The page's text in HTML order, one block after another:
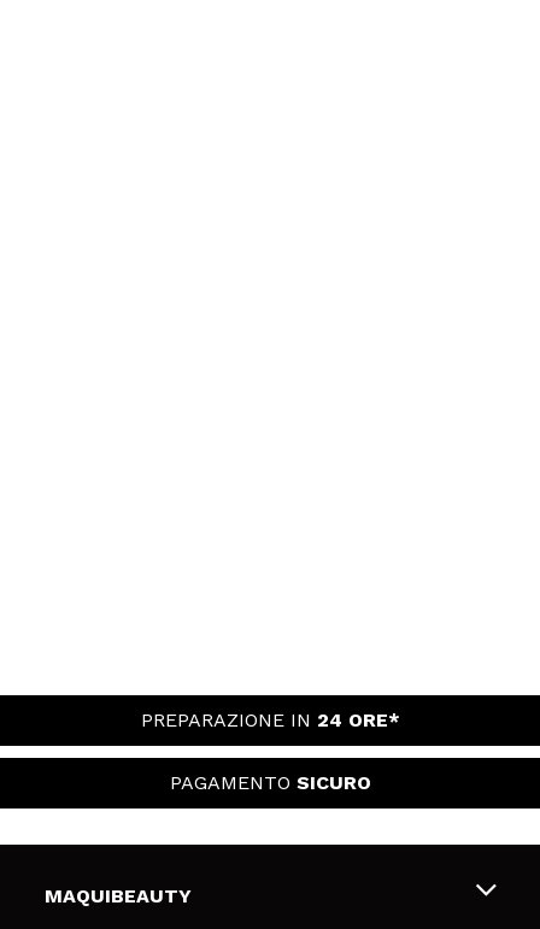
PREPARAZIONE IN 24 ORE*
PAGAMENTO SICURO
MAQUIBEAUTY